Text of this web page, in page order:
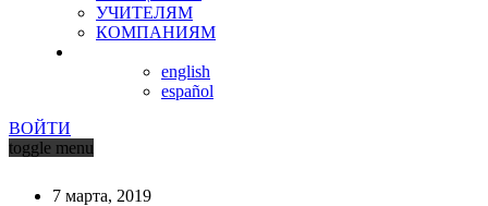
УЧИТЕЛЯМ
КОМПАНИЯМ
english
español
ВОЙТИ
toggle menu
7 марта, 2019